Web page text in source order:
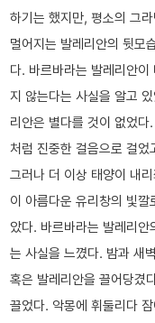
하기는 했지만, 평소의 그
멀어지는 발레리안의 뒷모
다. 바르바라는 발레리안
지 않는다는 사실을 알고
리안은 별다를 것이 없었
처럼 진중한 걸음으로 걸
그러나 더 이상 태양이 내
이 아름다운 유리창의 빛
았다. 바르바라는 발레리
는 사실을 느꼈다. 밤과 새
혹은 발레리안을 끌어당겼
끌었다. 악몽에 휘둘리다